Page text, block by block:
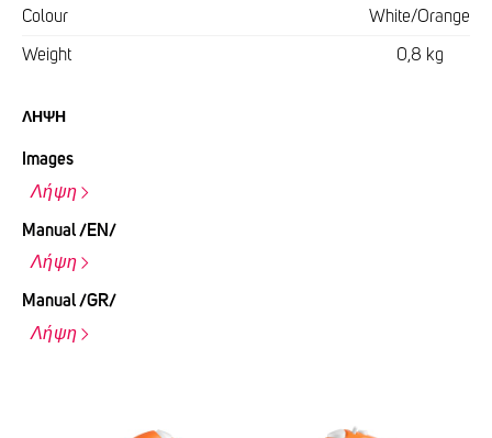
Colour White/Orange
Weight 0,8 kg
ΛΉΨΗ
Images
Λήψη
Manual /EN/
Λήψη
Manual /GR/
Λήψη